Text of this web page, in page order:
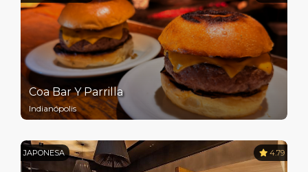
Coa Bar Y Parrilla
Indianópolis
JAPONESA 4.79